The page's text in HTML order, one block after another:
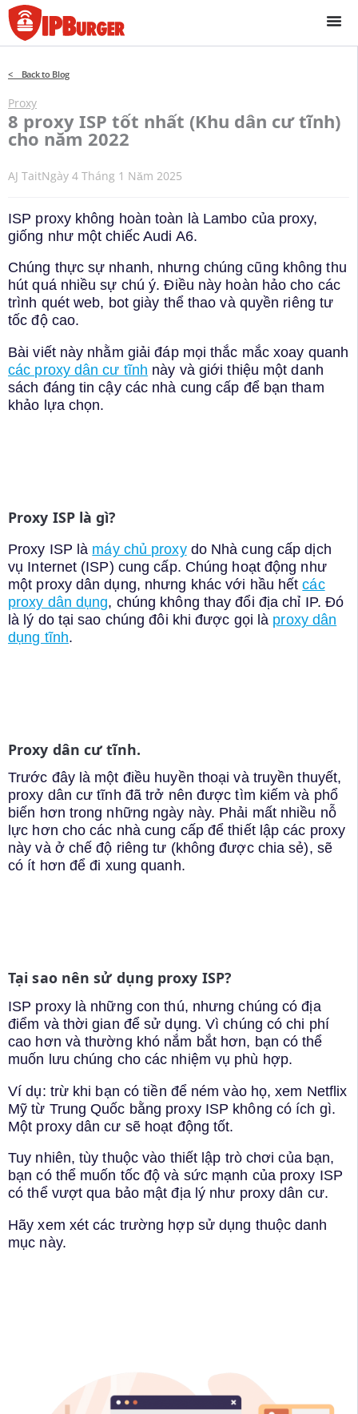
Bỏ
để
qua
nội
dung
< Back to Blog
Proxy
8 proxy ISP tốt nhất (Khu dân cư tĩnh)
cho năm 2022
AJ TaitNgày 4 Tháng 1 Năm 2025
ISP proxy không hoàn toàn là Lambo của proxy,
giống như một chiếc Audi A6.
Chúng thực sự nhanh, nhưng chúng cũng không thu
hút quá nhiều sự chú ý. Điều này hoàn hảo cho các
trình quét web, bot giày thể thao và quyền riêng tư
tốc độ cao.
Bài viết này nhằm giải đáp mọi thắc mắc xoay quanh
các proxy dân cư tĩnh này và giới thiệu một danh
sách đáng tin cậy các nhà cung cấp để bạn tham
khảo lựa chọn.
Proxy ISP là gì?
Proxy ISP là máy chủ proxydo Nhà cung cấp dịch
vụ Internet (ISP) cung cấp. Chúng hoạt động như
một proxy dân dụng, nhưng khác với hầu hếtcác
proxy dân dụng, chúng không thay đổi địa chỉ IP. Đó
là lý do tại sao chúng đôi khi được gọi là proxy dân
dụng tĩnh.
Proxy dân cư tĩnh.
Trước đây là một điều huyền thoại và truyền thuyết,
proxy dân cư tĩnh đã trở nên được tìm kiếm và phổ
biến hơn trong những ngày này. Phải mất nhiều nỗ
lực hơn cho các nhà cung cấp để thiết lập các proxy
này và ở chế độ riêng tư (không được chia sẻ), sẽ
có ít hơn để đi xung quanh.
Tại sao nên sử dụng proxy ISP?
ISP proxy là những con thú, nhưng chúng có địa
điểm và thời gian để sử dụng. Vì chúng có chi phí
cao hơn và thường khó nắm bắt hơn, bạn có thể
muốn lưu chúng cho các nhiệm vụ phù hợp.
Ví dụ: trừ khi bạn có tiền để ném vào họ, xem Netflix
Mỹ từ Trung Quốc bằng proxy ISP không có ích gì.
Một proxy dân cư sẽ hoạt động tốt.
Tuy nhiên, tùy thuộc vào thiết lập trò chơi của bạn,
bạn có thể muốn tốc độ và sức mạnh của proxy ISP
có thể vượt qua bảo mật địa lý như proxy dân cư.
Hãy xem xét các trường hợp sử dụng thuộc danh
mục này.